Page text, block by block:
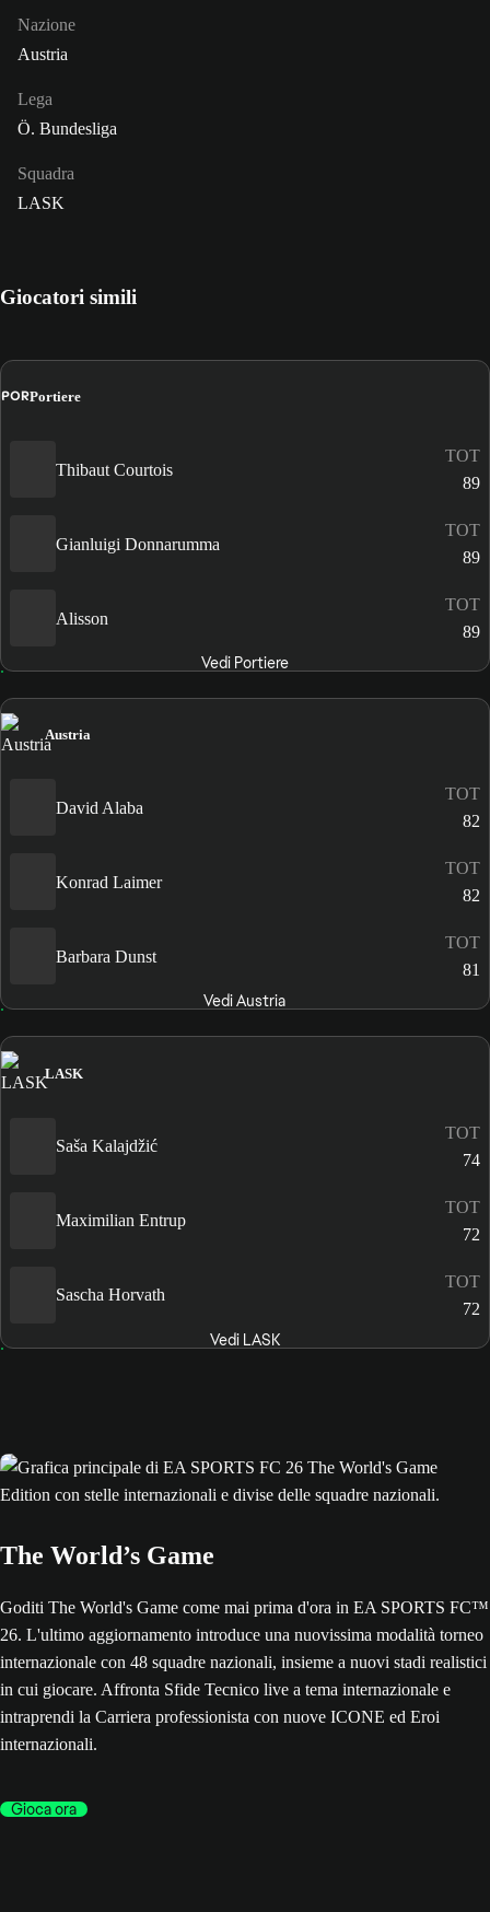
Nazione
Austria
Lega
Ö. Bundesliga
Squadra
LASK
Giocatori simili
PORPortiere
Thibaut Courtois
TOT
89
Gianluigi Donnarumma
TOT
89
Alisson
TOT
89
Vedi Portiere
Austria
David Alaba
TOT
82
Konrad Laimer
TOT
82
Barbara Dunst
TOT
81
Vedi Austria
LASK
Saša Kalajdžić
TOT
74
Maximilian Entrup
TOT
72
Sascha Horvath
TOT
72
Vedi LASK
The World’s Game
Goditi The World's Game come mai prima d'ora in EA SPORTS FC™
26. L'ultimo aggiornamento introduce una nuovissima modalità torneo
internazionale con 48 squadre nazionali, insieme a nuovi stadi realistici
in cui giocare. Affronta Sfide Tecnico live a tema internazionale e
intraprendi la Carriera professionista con nuove ICONE ed Eroi
internazionali.
Gioca ora